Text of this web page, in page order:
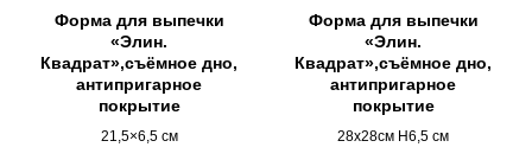
Форма для выпечки
«Элин.
Квадрат»,съёмное дно,
антипригарное
покрытие
21,5×6,5 см
Форма для выпечки
«Элин.
Квадрат»,съёмное дно,
антипригарное
покрытие
28х28см Н6,5 см